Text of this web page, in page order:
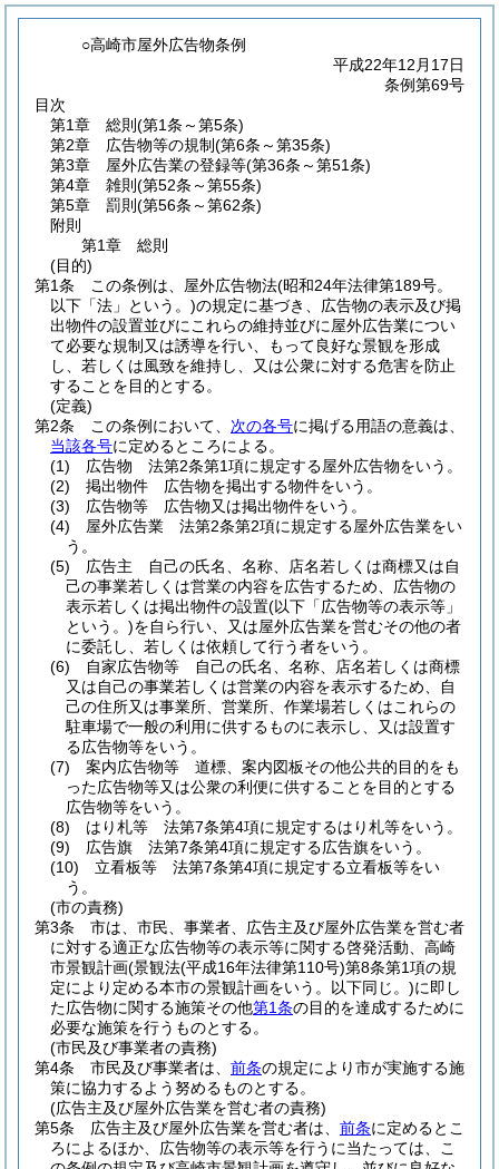
○高崎市屋外広告物条例
平成22年12月17日
条例第69号
目次
第1章
総則 (第1条～第5条)
第2章
広告物等の規制(第6条～第35条)
第3章
屋外広告業の登録等(第36条～第51条)
第4章
雑則 (第52条～第55条)
第5章
罰則 (第56条～第62条)
附則
第1章
総則
(目的)
第1条
この条例は、屋外広告物法(昭和24年法律第189号。
以下「法」という。)の規定に基づき、広告物の表示及び掲
出物件の設置並びにこれらの維持並びに屋外広告業につい
て必要な規制又は誘導を行い、もって良好な景観を形成
し、若しくは風致を維持し、又は公衆に対する危害を防止
することを目的とする。
(定義)
第2条
この条例において、 次の各号に掲げる用語の意義は、
当該各号に定めるところによる。
(1)
広告物 法第2条第1項に規定する屋外広告物をいう。
(2)
掲出物件 広告物を掲出する物件をいう。
(3)
広告物等 広告物又は掲出物件をいう。
(4)
屋外広告業 法第2条第2項に規定する屋外広告業をい
う。
(5)
広告主 自己の氏名、名称、店名若しくは商標又は自
己の事業若しくは営業の内容を広告するため、広告物の
表示若しくは掲出物件の設置(以下「広告物等の表示等」
という。)を自ら行い、又は屋外広告業を営むその他の者
に委託し、若しくは依頼して行う者をいう。
(6)
自家広告物等 自己の氏名、名称、店名若しくは商標
又は自己の事業若しくは営業の内容を表示するため、自
己の住所又は事業所、営業所、作業場若しくはこれらの
駐車場で一般の利用に供するものに表示し、又は設置す
る広告物等をいう。
(7)
案内広告物等 道標、案内図板その他公共的目的をも
った広告物等又は公衆の利便に供することを目的とする
広告物等をいう。
(8)
はり札等 法第7条第4項に規定するはり札等をいう。
(9)
広告旗 法第7条第4項に規定する広告旗をいう。
(10)
立看板等 法第7条第4項に規定する立看板等をい
う。
(市の責務)
第3条
市は、市民、事業者、広告主及び屋外広告業を営む者
に対する適正な広告物等の表示等に関する啓発活動、高崎
市景観計画(景観法(平成16年法律第110号)第8条第1項の規
定により定める本市の景観計画をいう。以下同じ。)に即し
た広告物に関する施策その他第1条の目的を達成するために
必要な施策を行うものとする。
(市民及び事業者の責務)
第4条
市民及び事業者は、 前条の規定により市が実施する施
策に協力するよう努めるものとする。
(広告主及び屋外広告業を営む者の責務)
第5条
広告主及び屋外広告業を営む者は、 前条に定めるとこ
ろによるほか、広告物等の表示等を行うに当たっては、こ